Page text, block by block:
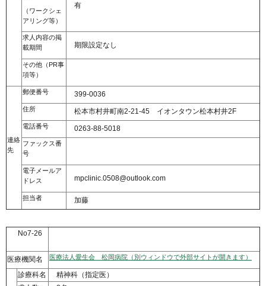
（ワークシェ
アリング等）
有
求人内容の掲
載期間
期限設定なし
その他（PR事
項等）
連絡
先
郵便番号 399-0036
住所 松本市村井町南2-21-45 イオンタウン松本村井2F
電話番号 0263-88-5018
ファックス番
号
電子メールア
ドレス
mpclinic.0508@outlook.com
担当者 加藤
No7-26
医療機関名 医療法人愛生会 松岡病院（別ウィンドウで外部サイトが開きます）
診療科名
精神科（指定医）